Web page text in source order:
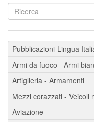
Pubblicazioni-Lingua
Armi da fuoco - Armi
Artiglieria - Armamenti
Mezzi corazzati - Veicoli
Aviazione